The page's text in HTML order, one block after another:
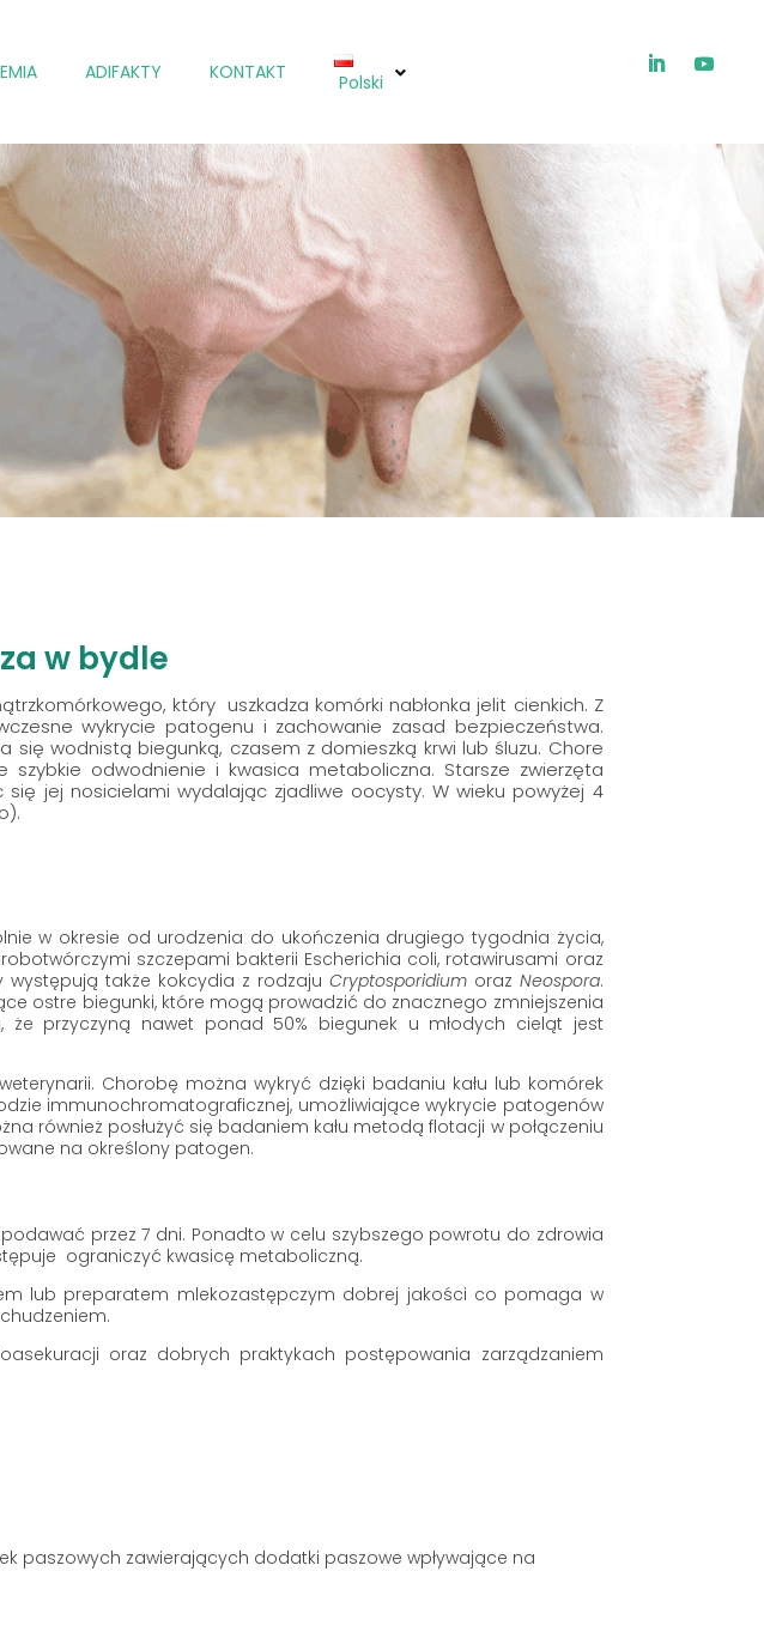
Kokcydioza
Kryptosporydioza
Stres oksydacyjny
Problemy wątrobowe
ADIFAKTY KONTAKT Polski
w bydle
który uszkadza komórki nabłonka jelit cienkich. Z
wykrycie patogenu i zachowanie zasad bezpieczeństwa.
wodnistą biegunką, czasem z domieszką krwi lub śluzu. Chore
odwodnienie i kwasica metaboliczna. Starsze zwierzęta
jej nosicielami wydalając zjadliwe oocysty. W wieku powyżej 4
w okresie od urodzenia do ukończenia drugiego tygodnia życia,
szczepami bakterii Escherichia coli, rotawirusami oraz
występują także kokcydia z rodzaju Cryptosporidiumoraz Neospora.
ostre biegunki, które mogą prowadzić do znacznego zmniejszenia
że przyczyną nawet ponad 50% biegunek u młodych cieląt jest
Chorobę można wykryć dzięki badaniu kału lub komórek
immunochromatograficznej, umożliwiające wykrycie patogenów
również posłużyć się badaniem kału metodą flotacji w połączeniu
na określony patogen.
przez 7 dni. Ponadto w celu szybszego powrotu do zdrowia
ograniczyć kwasicę metaboliczną.
lub preparatem mlekozastępczym dobrej jakości co pomaga w
oraz dobrych praktykach postępowania zarządzaniem
paszowych zawierających dodatki paszowe wpływające na